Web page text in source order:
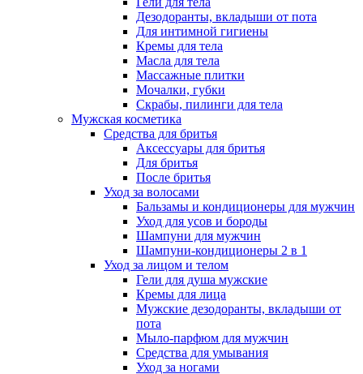
Дезодоранты, вкладыши от пота
Для интимной гигиены
Кремы для тела
Масла для тела
Массажные плитки
Мочалки, губки
Скрабы, пилинги для тела
Мужская косметика
Средства для бритья
Аксессуары для бритья
Для бритья
После бритья
Уход за волосами
Бальзамы и кондиционеры для мужчин
Уход для усов и бороды
Шампуни для мужчин
Шампуни-кондиционеры 2 в 1
Уход за лицом и телом
Гели для душа мужские
Кремы для лица
Мужские дезодоранты, вкладыши от
пота
Мыло-парфюм для мужчин
Средства для умывания
Уход за ногами